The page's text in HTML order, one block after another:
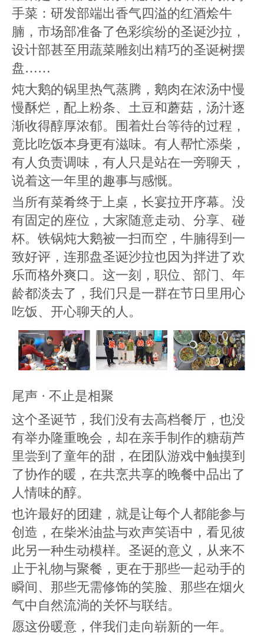
手菜：研发部端出香气四溢的红酒烩牛
腩，市场部准备了色彩缤纷的圣诞沙拉，
设计部甚至用蔬菜雕刻出精巧的圣诞树摆
盘……
炖大鹅的锅里热气蒸腾，鹅肉在浓汤中慢
慢酥烂，配上粉条、土豆和蘑菇，汤汁逐
渐收得醇厚浓郁。围着灶台等待的过程，
竟比吃饭本身更有滋味。有人帮忙添柴，
有人负责调味，有人只是站在一旁聊天，
说着这一年里的趣事与感慨。
当所有菜肴终于上桌，长宴拉开序幕。没
有固定的座位，大家随意走动、分享、碰
杯。铁锅炖大鹅被一扫而空，牛腩得到一
致好评，连那盘圣诞沙拉也因为拌进了欢
乐而格外爽口。这一刻，职位、部门、年
龄都淡去了，我们只是一群在节日里用心
吃饭、开心聊天的人。
尾声 · 不止是相聚
这个圣诞节，我们没有去高档餐厅，也没
有举办隆重晚会，却在亲手制作的糖葫芦
里尝到了童年的甜，在团队游戏中触摸到
了协作的暖，在共烹共享的晚餐中品出了
人情味的醇。
也许最好的团建，就是让每个人都能参与
创造，在柴米油盐与欢声笑语中，看见彼
此另一种生动模样。圣诞的意义，从来不
止于礼物与聚餐，更在于那些一起动手的
瞬间、那些无需修饰的笑脸、那些在烟火
气中自然流淌的关怀与联结。
愿这份暖意，伴我们走向崭新的一年。